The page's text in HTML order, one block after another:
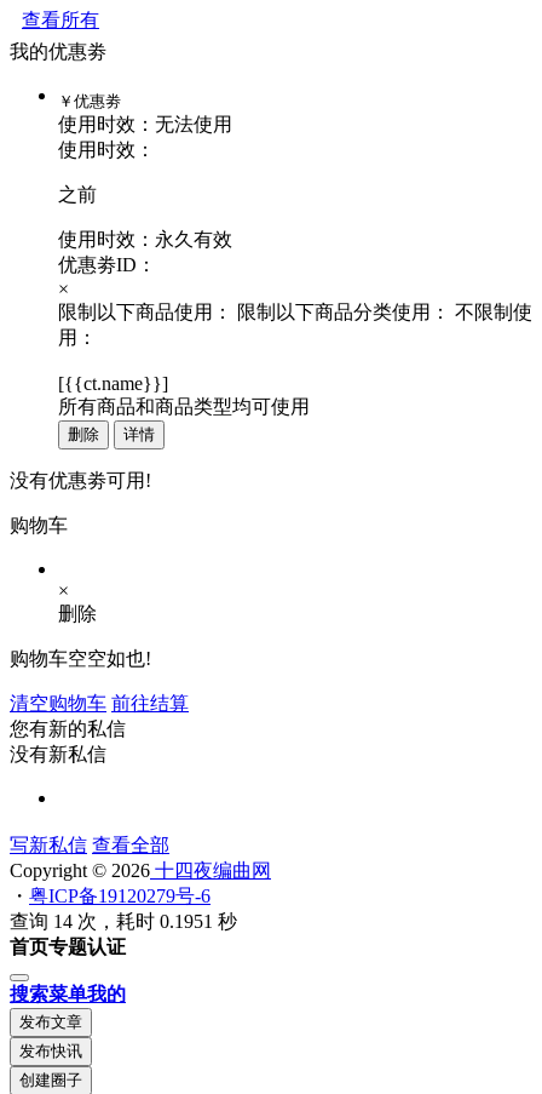
查看所有
我的优惠劵
￥ 优惠劵
使用时效： 无法使用
使用时效：
之前
使用时效：永久有效
优惠劵ID：
×
限制以下商品使用：
限制以下商品分类使用：
不限制使
用：
[{{ct.name}}]
所有商品和商品类型均可使用
删除 详情
没有优惠劵可用!
购物车
×
删除
购物车空空如也!
清空购物车 前往结算
您有新的私信
没有新私信
写新私信 查看全部
Copyright © 2026 十四夜编曲网
・ 粤ICP备19120279号-6
查询 14 次，耗时 0.1951 秒
首页专题认证
搜索菜单我的
发布文章
发布快讯
创建圈子